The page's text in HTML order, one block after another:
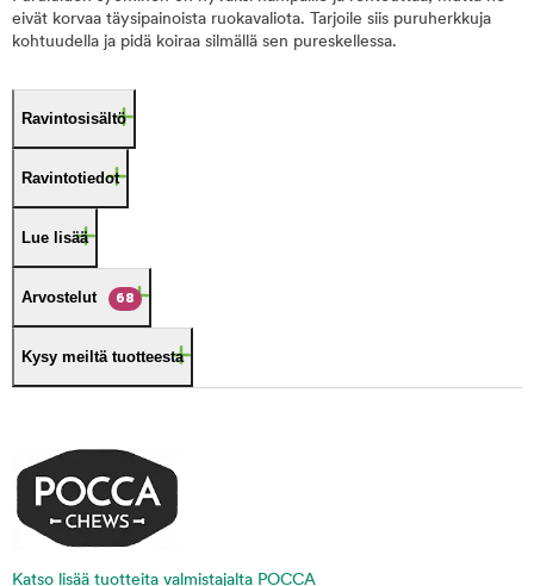
eivät korvaa täysipainoista ruokavaliota. Tarjoile siis puruherkkuja
kohtuudella ja pidä koiraa silmällä sen pureskellessa.
Ravintosisältö
Ravintotiedot
Lue lisää
Arvostelut 68
Kysy meiltä tuotteesta
Katso lisää tuotteita valmistajalta POCCA